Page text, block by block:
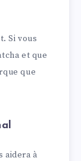
Si vous
et que
que
aidera à